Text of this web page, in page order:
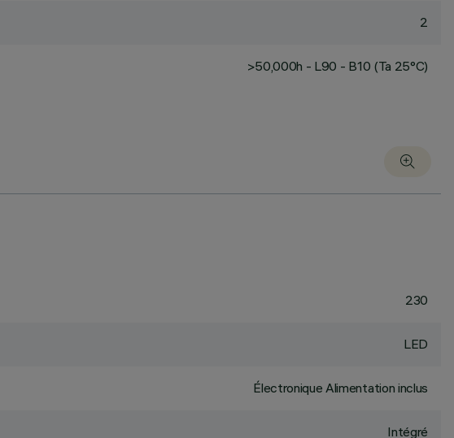
2
>50,000h - L90 - B10 (Ta 25°C)
230
LED
Électronique Alimentation inclus
Intégré